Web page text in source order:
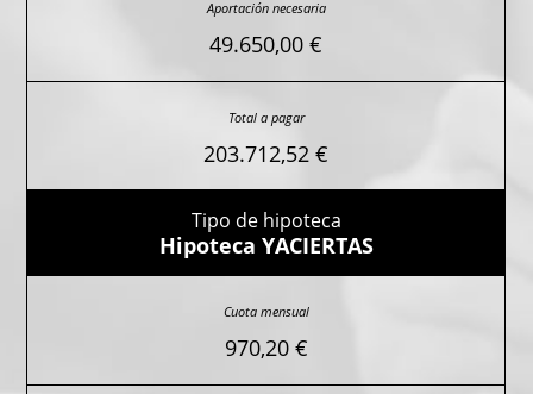
49.650,00 €
203.712,52 €
Hipoteca YACIERTAS
970,20 €